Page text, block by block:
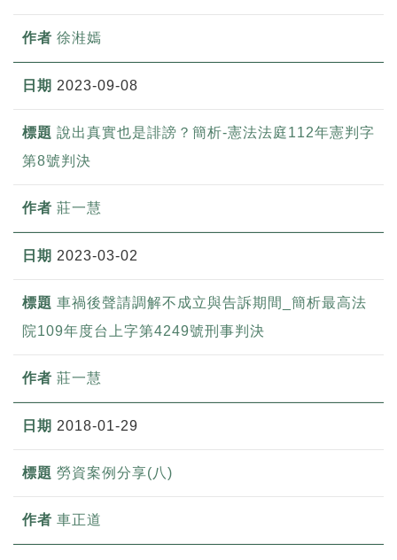
徐溎嫣
2023-09-08
說出真實也是誹謗？簡析-憲法法庭112年憲判字
第8號判決
莊一慧
2023-03-02
車禍後聲請調解不成立與告訴期間_簡析最高法
院109年度台上字第4249號刑事判決
莊一慧
2018-01-29
勞資案例分享(八)
車正道